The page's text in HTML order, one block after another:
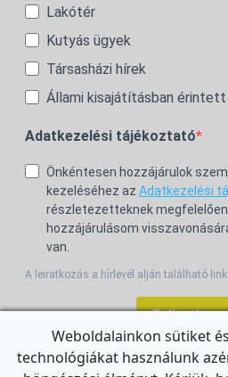
Lakótér
Kutyás ügyek
Társasházi hírek
Állami kisajátításban érintett
Adatkezelési tájékoztató
Önkéntesen hozzájárulok
kezeléséhez az Adatkezelési
részletezetteknek
hozzájárulásom
van.
A leiratkozás a hírlevél alján található
Weboldalainkon sütiket
technológiákat használunk